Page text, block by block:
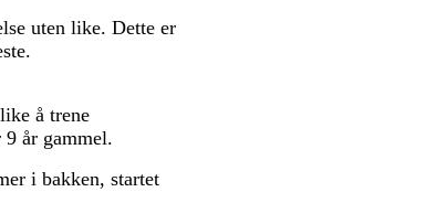
uten like. Dette er
å trene
år gammel.
i bakken, startet